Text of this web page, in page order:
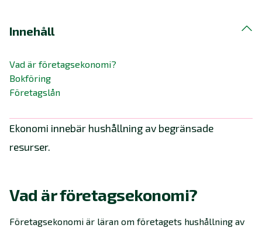
Innehåll
Vad är företagsekonomi?
Bokföring
Företagslån
Ekonomi innebär hushållning av begränsade
resurser.
Vad är företagsekonomi?
Företagsekonomi är läran om företagets hushållning av